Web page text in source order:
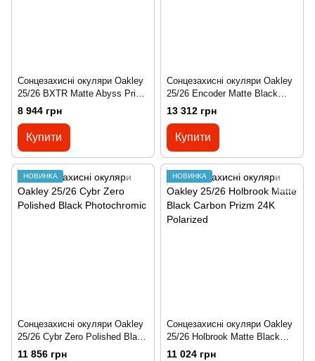
Сонцезахисні окуляри Oakley
25/26 BXTR Matte Abyss Prizm
Black
8 944 грн
Купити
Сонцезахисні окуляри Oakley
25/26 Encoder Matte Black
Prizm Black
13 312 грн
Купити
НОВИНКА
Сонцезахисні окуляри Oakley
25/26 Cybr Zero Polished Black
Photochromic
11 856 грн
НОВИНКА
Сонцезахисні окуляри Oakley
25/26 Holbrook Matte Black
Carbon Prizm 24K Polarized
11 024 грн